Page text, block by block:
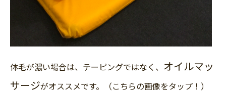
体毛が濃い場合は、テーピングではなく、 オイルマッ
サージがオススメです。（こちらの画像をタップ！）